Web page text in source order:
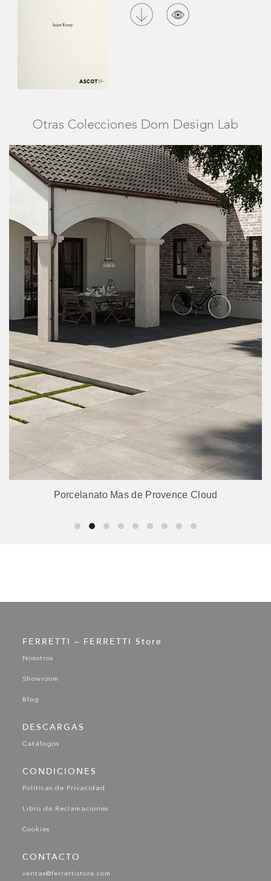
Otras Colecciones Dom Design Lab
Porcelanato Mas de Provence Cloud
FERRETTI – FERRETTI Store
Nosotros
Showroom
Blog
DESCARGAS
Catálogos
CONDICIONES
Políticas de Privacidad
Libro de Reclamaciones
Cookies
CONTACTO
ventas@ferrettistore.com